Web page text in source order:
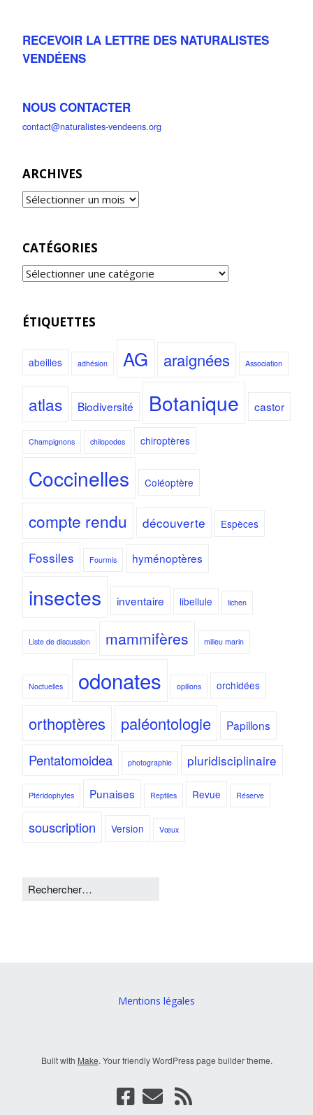
RECEVOIR LA LETTRE DES NATURALISTES
VENDÉENS
NOUS CONTACTER
contact@naturalistes-vendeens.org
ARCHIVES
CATÉGORIES
ÉTIQUETTES
abeilles adhésion AG araignées Association
atlas Biodiversité Botanique castor
Champignons chilopodes chiroptères
Coccinelles Coléoptère
compte rendu découverte Espèces
Fossiles Fourmis hyménoptères
insectes inventaire libellule lichen
Liste de discussion mammifères milieu marin
Noctuelles odonates opilions orchidées
orthoptères paléontologie Papillons
Pentatomoidea photographie pluridisciplinaire
Ptéridophytes Punaises Reptiles Revue Réserve
souscription Version Vœux
Mentions légales
Built with Make. Your friendly WordPress page builder theme.